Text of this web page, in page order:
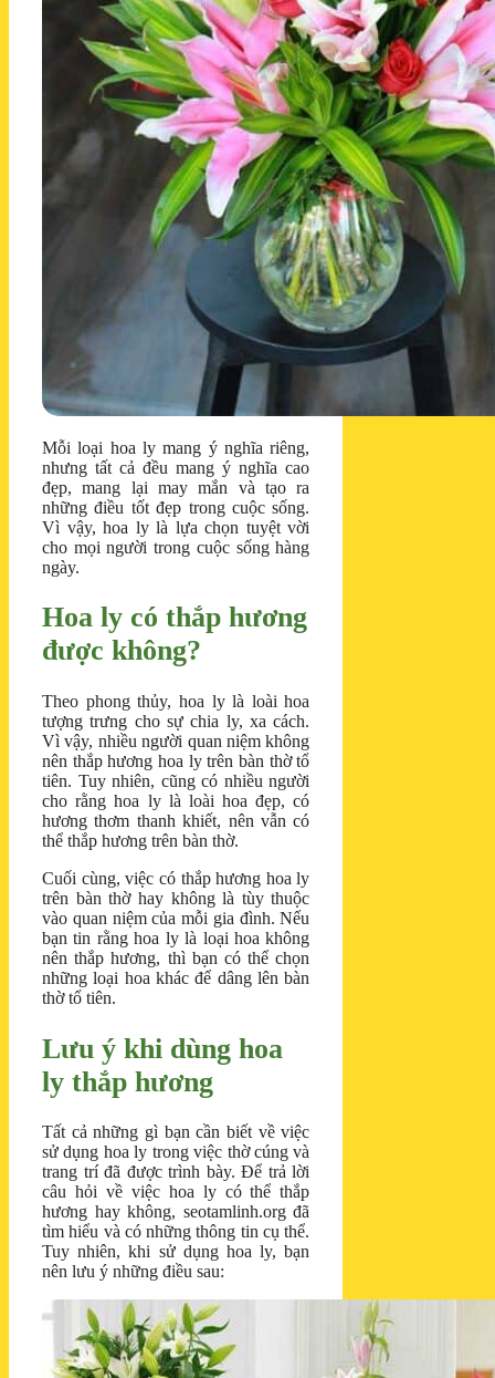
Mỗi loại hoa ly mang ý nghĩa riêng,
nhưng tất cả đều mang ý nghĩa cao
đẹp, mang lại may mắn và tạo ra
những điều tốt đẹp trong cuộc sống.
Vì vậy, hoa ly là lựa chọn tuyệt vời
cho mọi người trong cuộc sống hàng
ngày.
Hoa ly có thắp hương
được không?
Theo phong thủy, hoa ly là loài hoa
tượng trưng cho sự chia ly, xa cách.
Vì vậy, nhiều người quan niệm không
nên thắp hương hoa ly trên bàn thờ tổ
tiên. Tuy nhiên, cũng có nhiều người
cho rằng hoa ly là loài hoa đẹp, có
hương thơm thanh khiết, nên vẫn có
thể thắp hương trên bàn thờ.
Cuối cùng, việc có thắp hương hoa ly
trên bàn thờ hay không là tùy thuộc
vào quan niệm của mỗi gia đình. Nếu
bạn tin rằng hoa ly là loại hoa không
nên thắp hương, thì bạn có thể chọn
những loại hoa khác để dâng lên bàn
thờ tổ tiên.
Lưu ý khi dùng hoa
ly thắp hương
Tất cả những gì bạn cần biết về việc
sử dụng hoa ly trong việc thờ cúng và
trang trí đã được trình bày. Để trả lời
câu hỏi về việc hoa ly có thể thắp
hương hay không, seotamlinh.org đã
tìm hiểu và có những thông tin cụ thể.
Tuy nhiên, khi sử dụng hoa ly, bạn
nên lưu ý những điều sau: